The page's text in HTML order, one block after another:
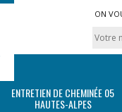
ON
ENTRETIEN DE CHEMINÉE 05
HAUTES-ALPES